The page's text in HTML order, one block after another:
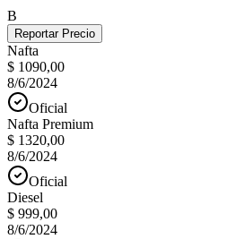
B
Reportar Precio
Nafta
$ 1090,00
8/6/2024
Oficial
Nafta Premium
$ 1320,00
8/6/2024
Oficial
Diesel
$ 999,00
8/6/2024